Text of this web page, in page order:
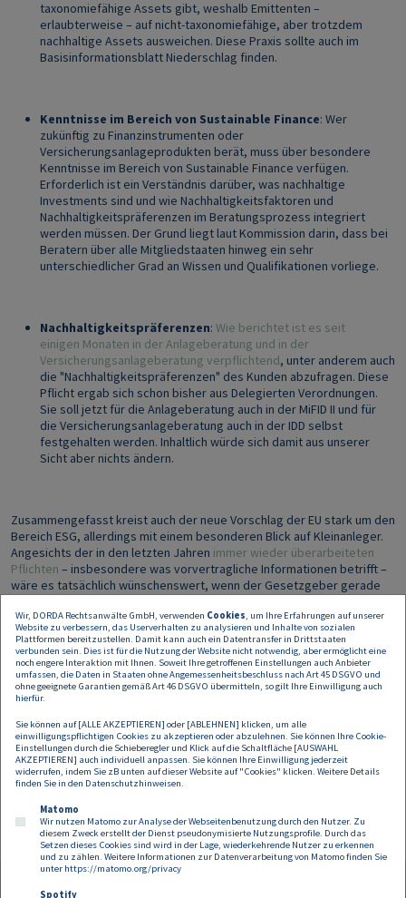
taxonomiefähige Assets gibt, weshalb Emittenten –
erlaubterweise – auf nicht-taxonomiefähige, aber trotzdem
nachhaltige Assets ausweichen. Diese Praxis sollte auch im
Basisinformationsblatt Niederschlag finden.
Kenntnisse im Bereich von Sustainable Finance: Wer
zukünftig zu Finanzinstrumenten oder
Versicherungsanlageprodukten berät, muss über besondere
Kenntnisse im Bereich von Sustainable Finance verfügen.
Erforderlich ist ein Verständnis darüber, was nachhaltige
Investments sind und wie Nachhaltigkeitsfaktoren und
Nachhaltigkeitspräferenzen im Beratungsprozess integriert
werden müssen. Der Grund liegt laut Kommission darin, dass bei
Beratern über alle Mitgliedstaaten hinweg ein sehr
unterschiedlicher Grad an Wissen und Qualifikationen vorliege.
Nachhaltigkeitspräferenzen: Wie berichtet ist es seit
einigen Monaten in der Anlageberatung und in der
Versicherungsanlageberatung verpflichtend, unter anderem auch
die "Nachhaltigkeitspräferenzen" des Kunden abzufragen. Diese
Pflicht ergab sich schon bisher aus Delegierten Verordnungen.
Sie soll jetzt für die Anlageberatung auch in der MiFID II und für
die Versicherungsanlageberatung auch in der IDD selbst
festgehalten werden. Inhaltlich würde sich damit aus unserer
Sicht aber nichts ändern.
Zusammengefasst kreist auch der neue Vorschlag der EU stark um den
Bereich ESG, allerdings mit einem besonderen Blick auf Kleinanleger.
Angesichts der in den letzten Jahren immer wieder überarbeiteten
Pflichten – insbesondere was vorvertragliche Informationen betrifft –
wäre es tatsächlich wünschenswert, wenn der Gesetzgeber gerade
Aus unserer Sicht wäre dafür aber in erster Linie eine Verschlankung
und Vereinfachung des bisherigen Regelwerks erforderlich – und
keine Erweiterung auf Grundlage eines noch nicht völlig ausgereiften,
ohnehin schon jetzt hochkomplexen Regelwerks. Sonst sieht der
Kleinanleger aufgrund der im Vermögensveranlagungsbereich bereits
bestehenden Informationsflut den Wald vor lauter Bäumen nicht, was
Zielsetzungen der neuen Regulierung – vermutlich nicht steigern wird.
Wir halten Sie zur weiteren Entwicklung der Retail Investment Strategy
selbstverständlich am Laufenden.
Wir, DORDA Rechtsanwälte GmbH, verwenden Cookies, um Ihre Erfahrungen auf unserer
Website zu verbessern, das Userverhalten zu analysieren und Inhalte von sozialen
Plattformen bereitzustellen. Damit kann auch ein Datentransfer in Drittstaaten
verbunden sein. Dies ist für die Nutzung der Website nicht notwendig, aber ermöglicht eine
noch engere Interaktion mit Ihnen. Soweit Ihre getroffenen Einstellungen auch Anbieter
umfassen, die Daten in Staaten ohne Angemessenheitsbeschluss nach Art 45 DSGVO und
ohne geeignete Garantien gemäß Art 46 DSGVO übermitteln, so gilt Ihre Einwilligung auch
hierfür.
Sie können auf [ALLE AKZEPTIEREN] oder [ABLEHNEN] klicken, um alle
einwilligungspflichtigen Cookies zu akzeptieren oder abzulehnen. Sie können Ihre Cookie-
Einstellungen durch die Schieberegler und Klick auf die Schaltfläche [AUSWAHL
AKZEPTIEREN] auch individuell anpassen. Sie können Ihre Einwilligung jederzeit
widerrufen, indem Sie zB unten auf dieser Website auf "Cookies" klicken. Weitere Details
finden Sie in den Datenschutzhinweisen.
Matomo
Wir nutzen Matomo zur Analyse der Webseitenbenutzung durch den Nutzer. Zu
diesem Zweck erstellt der Dienst pseudonymisierte Nutzungsprofile. Durch das
Setzen dieses Cookies sind wird in der Lage, wiederkehrende Nutzer zu erkennen
und zu zählen. Weitere Informationen zur Datenverarbeitung von Matomo finden Sie
unter https://matomo.org/privacy
Spotify